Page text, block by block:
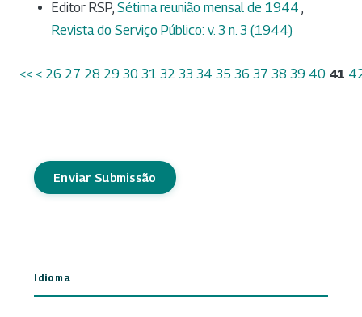
Editor RSP, Sétima reunião mensal de 1944 ,
Revista do Serviço Público: v. 3 n. 3 (1944)
<< < 26 27 28 29 30 31 32 33 34 35 36 37 38 39 40 41
Enviar Submissão
Idioma